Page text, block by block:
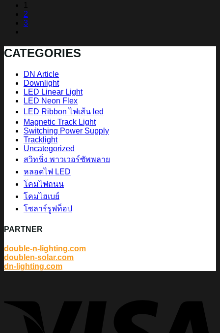
1
2
3
CATEGORIES
DN Article
Downlight
LED Linear Light
LED Neon Flex
LED Ribbon ไฟเส้น led
Magnetic Track Light
Switching Power Supply
Tracklight
Uncategorized
สวิทชิ่ง พาวเวอร์ซัพพลาย
หลอดไฟ LED
โคมไฟถนน
โคมไฮเบย์
โซลาร์รูฟท็อป
PARTNER
double-n-lighting.com
doublen-solar.com
dn-lighting.com